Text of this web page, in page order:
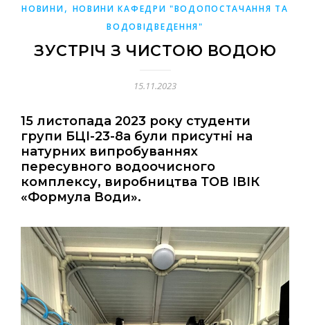
НОВИНИ, НОВИНИ КАФЕДРИ "ВОДОПОСТАЧАННЯ ТА
ВОДОВІДВЕДЕННЯ"
ЗУСТРІЧ З ЧИСТОЮ ВОДОЮ
15.11.2023
15 листопада 2023 року студенти
групи БЦІ-23-8а були присутні на
натурних випробуваннях
пересувного водоочисного
комплексу, виробництва ТОВ ІВІК
«Формула Води».